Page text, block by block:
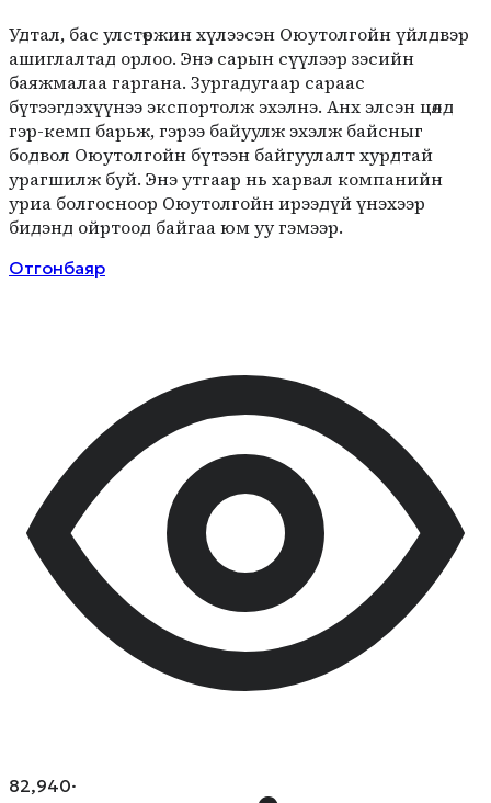
Удтал, бас улстөржин хүлээсэн Оюутолгойн үйлдвэр
ашиглалтад орлоо. Энэ сарын сүүлээр зэсийн
баяжмалаа гаргана. Зургадугаар сараас
бүтээгдэхүүнээ экспортолж эхэлнэ. Анх элсэн цөлд
гэр-кемп барьж, гэрээ байуулж эхэлж байсныг
бодвол Оюутолгойн бүтээн байгуулалт хурдтай
урагшилж буй. Энэ утгаар нь харвал компанийн
уриа болгосноор Оюутолгойн ирээдүй үнэхээр
бидэнд ойртоод байгаа юм уу гэмээр.
Отгонбаяр
82,940·